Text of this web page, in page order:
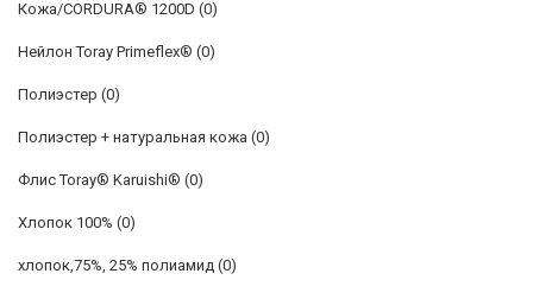
Кожа/CORDURA® 1200D (0)
Нейлон Toray Primeflex® (0)
Полиэстер (0)
Полиэстер + натуральная кожа (0)
Флис Toray® Karuishi® (0)
Хлопок 100% (0)
хлопок,75%, 25% полиамид (0)